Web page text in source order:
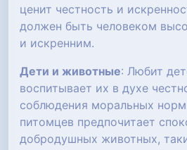
ценит честность и
должен быть человеком
и искренним.
Дети и животные: Любит
воспитывает их в духе
соблюдения моральных
питомцев предпочитает
добродушных животных,